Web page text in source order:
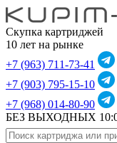
Скупка картриджей
10 лет на рынке
+7 (963) 711-73-41
+7 (903) 795-15-10
+7 (968) 014-80-90
БЕЗ ВЫХОДНЫХ